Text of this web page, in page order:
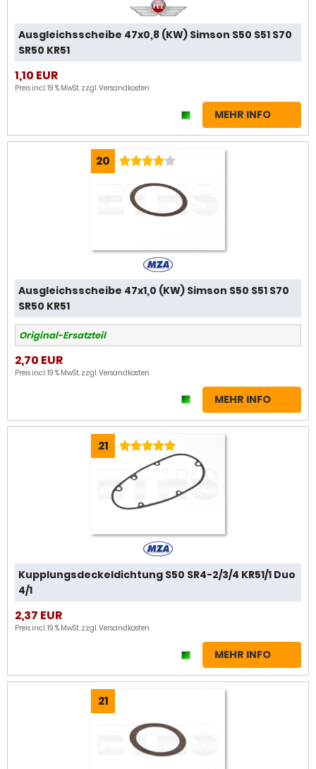
Ausgleichsscheibe 47x0,8 (KW) Simson S50 S51 S70
SR50 KR51
1,10 EUR
Preis incl. 19 % MwSt. zzgl.Versandkosten
MEHR INFO
20
Ausgleichsscheibe 47x1,0 (KW) Simson S50 S51 S70
SR50 KR51
Original-Ersatzteil
2,70 EUR
Preis incl. 19 % MwSt. zzgl.Versandkosten
MEHR INFO
21
Kupplungsdeckeldichtung S50 SR4-2/3/4 KR51/1 Duo
4/1
2,37 EUR
Preis incl. 19 % MwSt. zzgl.Versandkosten
MEHR INFO
21